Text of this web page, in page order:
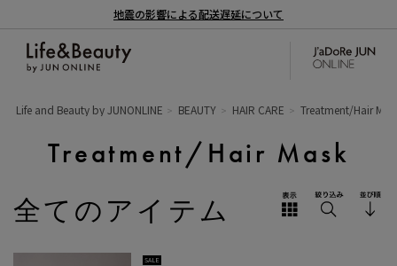
地震の影響による配送遅延について
Life and Beauty by JUNONLINE BEAUTY HAIR CARE Treatment/Hair
Treatment/Hair Mask
全てのアイテム
SALE